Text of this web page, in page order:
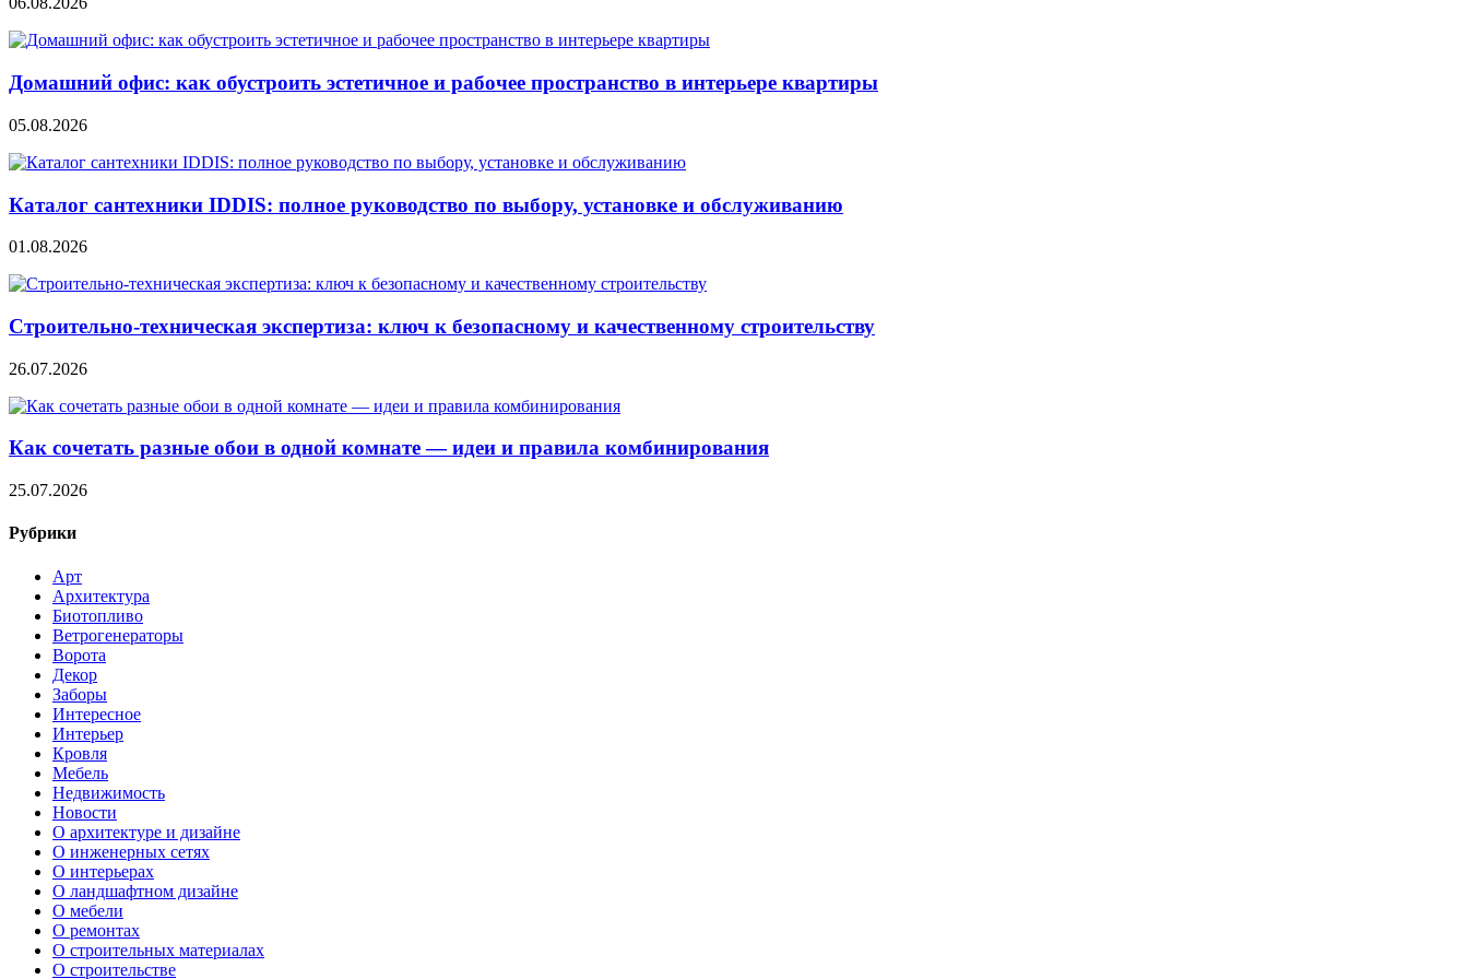
Домашний офис: как обустроить эстетичное и рабочее пространство в интерьере квартиры
05.08.2026
Каталог сантехники IDDIS: полное руководство по выбору, установке и обслуживанию
01.08.2026
Строительно‑техническая экспертиза: ключ к безопасному и качественному строительству
26.07.2026
Как сочетать разные обои в одной комнате — идеи и правила комбинирования
25.07.2026
Рубрики
Арт
Архитектура
Биотопливо
Ветрогенераторы
Ворота
Декор
Заборы
Интересное
Интерьер
Кровля
Мебель
Недвижимость
Новости
О архитектуре и дизайне
О инженерных сетях
О интерьерах
О ландшафтном дизайне
О мебели
О ремонтах
О строительных материалах
О строительстве